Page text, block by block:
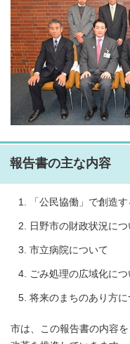
報告書の主な内容
「公民協働」で創造
日野市の財政状況につ
市立病院について
ごみ処理の広域化につ
将来のまちのあり方に
市は、この報告書の内容